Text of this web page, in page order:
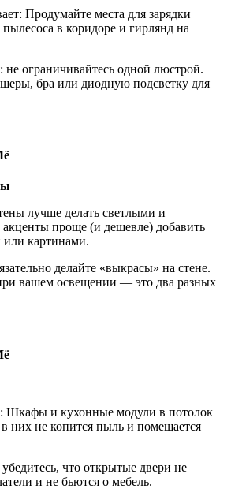
Продумайте места для зарядки
в коридоре и гирлянд на
ограничивайтесь одной люстрой.
бра или диодную подсветку для
лучше делать светлыми и
проще (и дешевле) добавить
картинами.
делайте «выкрасы» на стене.
вашем освещении — это два разных
Шкафы и кухонные модули в потолок
в них не копится пыль и помещается
что открытые двери не
и не бьются о мебель.